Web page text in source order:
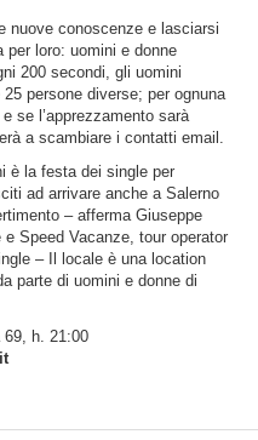
nuove conoscenze e lasciarsi
per loro: uomini e donne
200 secondi, gli uomini
persone diverse; per ognuna
se l’apprezzamento sarà
a scambiare i contatti email.
è la festa dei single per
ad arrivare anche a Salerno
– afferma Giuseppe
Speed Vacanze, tour operator
– Il locale è una location
parte di uomini e donne di
69, h. 21:00